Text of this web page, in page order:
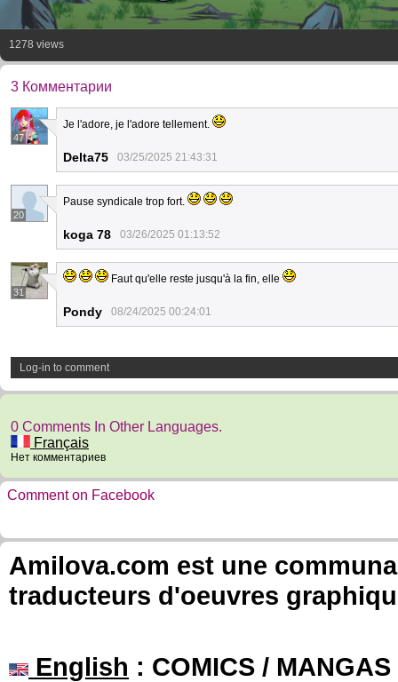
1278 views
3 Комментарии
47
Je l'adore, je l'adore tellement.
Delta75 03/25/2025 21:43:31
20
Pause syndicale trop fort.
koga 78 03/26/2025 01:13:52
31
Faut qu'elle reste jusqu'à la fin, elle
Pondy 08/24/2025 00:24:01
Log-in to comment
0 Comments In Other Languages.
Français
Нет комментариев
Comment on Facebook
Amilova.com est une
traducteurs d'oeuvres
English : COMICS /